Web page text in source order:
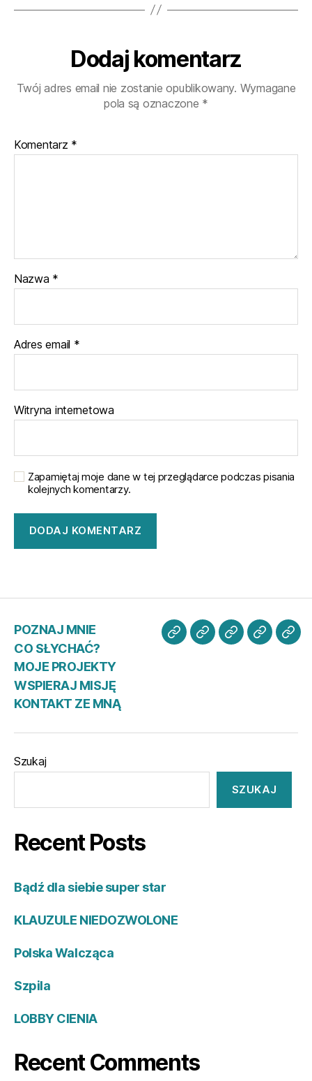
Dodaj komentarz
Twój adres email nie zostanie opublikowany. Wymagane
pola są oznaczone *
Komentarz *
Nazwa *
Adres email *
Witryna internetowa
Zapamiętaj moje dane w tej przeglądarce podczas pisania
kolejnych komentarzy.
POZNAJ MNIE
CO SŁYCHAĆ?
MOJE PROJEKTY
WSPIERAJ MISJĘ
KONTAKT ZE MNĄ
POZNAJ
CO
MOJE
Szukaj
SZUKAJ
Recent Posts
Bądź dla siebie super star
KLAUZULE NIEDOZWOLONE
Polska Walcząca
Szpila
LOBBY CIENIA
Recent Comments